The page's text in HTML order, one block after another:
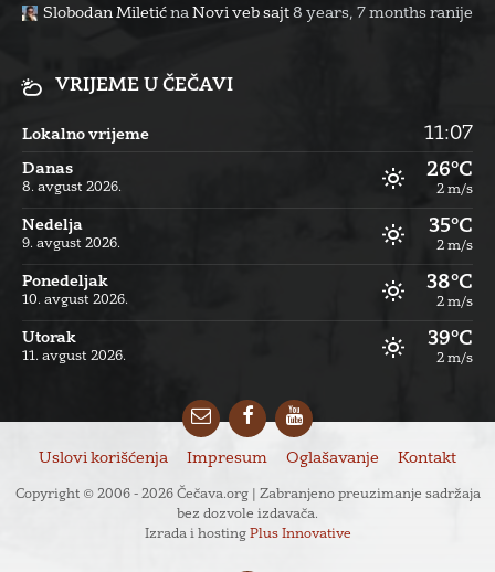
Slobodan Miletić na Novi veb sajt 8 years, 7 months ranije
VRIJEME U ČEČAVI
Lokalno vrijeme 11:07
Danas
8. avgust 2026.
26°C
2 m/s
Nedelja
9. avgust 2026.
35°C
2 m/s
Ponedeljak
10. avgust 2026.
38°C
2 m/s
Utorak
11. avgust 2026.
39°C
2 m/s
EmailFacebookYouTube
Uslovi korišćenja Impresum Oglašavanje Kontakt
Copyright © 2006 - 2026 Čečava.org | Zabranjeno preuzimanje sadržaja
bez dozvole izdavača.
Izrada i hosting Plus Innovative